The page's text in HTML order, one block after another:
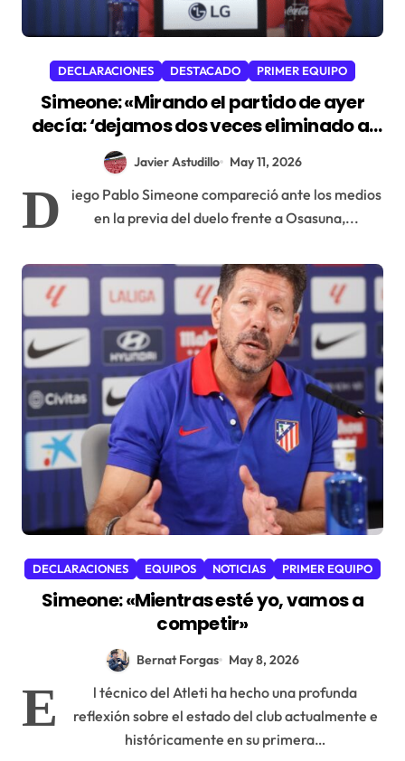
DECLARACIONES DESTACADO PRIMER EQUIPO
Simeone: «Mirando el partido de ayer
decía: ‘dejamos dos veces eliminado al
Javier Astudillo May 11, 2026
D
iego Pablo Simeone compareció ante los medios
en la previa del duelo frente a Osasuna,...
DECLARACIONES EQUIPOS NOTICIAS PRIMER EQUIPO
Simeone: «Mientras esté yo, vamos a
competir»
Bernat Forgas May 8, 2026
E
l técnico del Atleti ha hecho una profunda
reflexión sobre el estado del club actualmente e
históricamente en su primera…